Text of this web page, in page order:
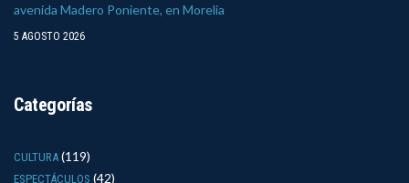
avenida Madero Poniente, en Morelia
5 AGOSTO 2026
Categorías
CULTURA (119)
ESPECTÁCULOS (42)